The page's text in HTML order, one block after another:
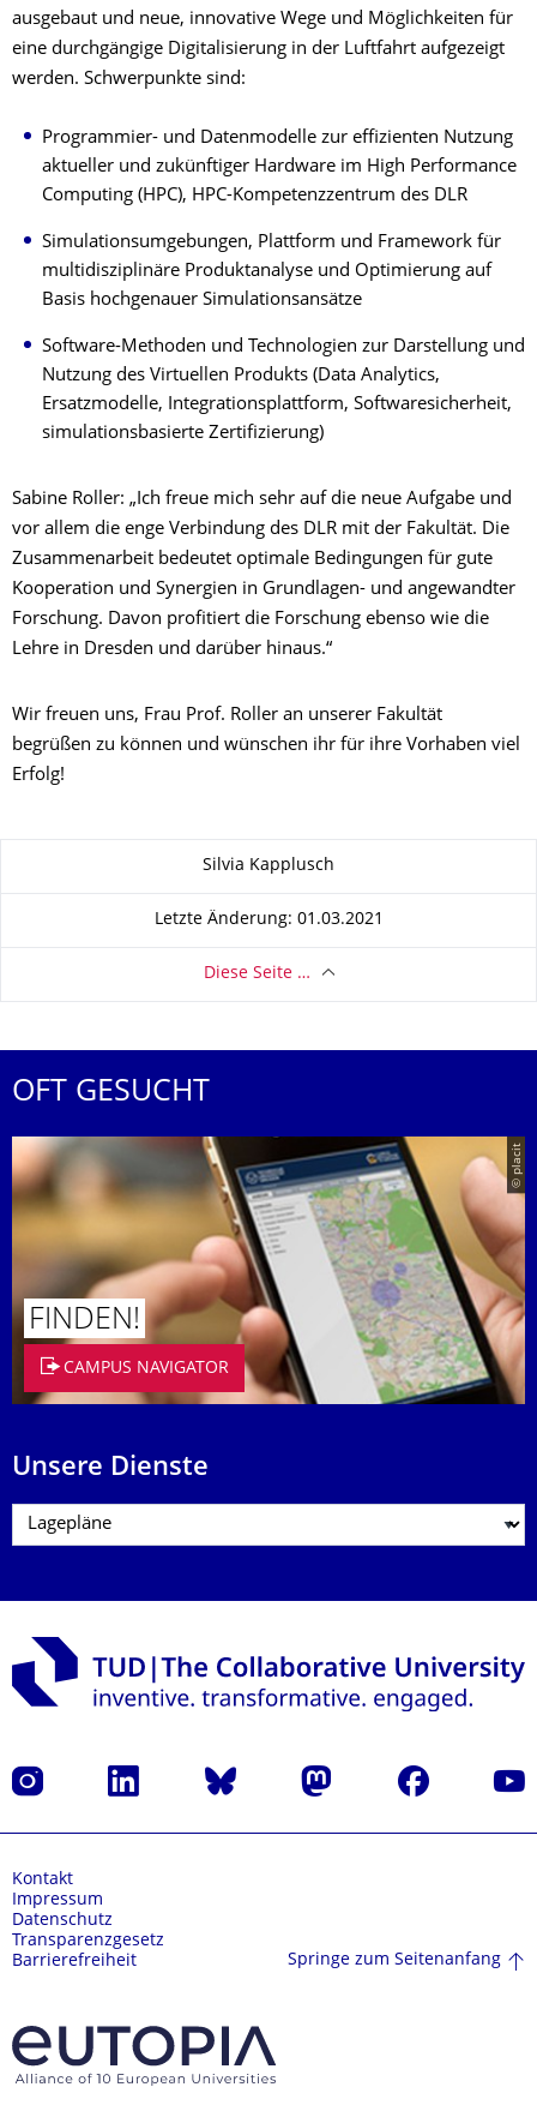
ausgebaut und neue, innovative Wege und Möglichkeiten für
eine durchgängige Digitalisierung in der Luftfahrt aufgezeigt
werden. Schwerpunkte sind:
Programmier- und Datenmodelle zur effizienten Nutzung
aktueller und zukünftiger Hardware im High Performance
Computing (HPC), HPC-Kompetenzzentrum des DLR
Simulationsumgebungen, Plattform und Framework für
multidisziplinäre Produktanalyse und Optimierung auf
Basis hochgenauer Simulationsansätze
Software-Methoden und Technologien zur Darstellung und
Nutzung des Virtuellen Produkts (Data Analytics,
Ersatzmodelle, Integrationsplattform, Softwaresicherheit,
simulationsbasierte Zertifizierung)
Sabine Roller: „Ich freue mich sehr auf die neue Aufgabe und
vor allem die enge Verbindung des DLR mit der Fakultät. Die
Zusammenarbeit bedeutet optimale Bedingungen für gute
Kooperation und Synergien in Grundlagen- und angewandter
Forschung. Davon profitiert die Forschung ebenso wie die
Lehre in Dresden und darüber hinaus.“
Wir freuen uns, Frau Prof. Roller an unserer Fakultät
begrüßen zu können und wünschen ihr für ihre Vorhaben viel
Erfolg!
Silvia Kapplusch
Letzte Änderung: 01.03.2021
Diese Seite …
OFT GESUCHT
© placit
FINDEN!
CAMPUS NAVIGATOR
Unsere Dienste
Instagram LinkedIn Bluesky Mastodon Facebook
Kontakt
Impressum
Datenschutz
Transparenzgesetz
Barrierefreiheit
Springe zum Seitenanfang